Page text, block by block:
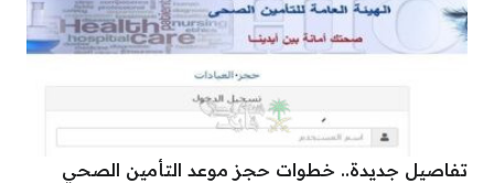
تفاصيل جديدة.. خطوات حجز موعد التأمين الصحي